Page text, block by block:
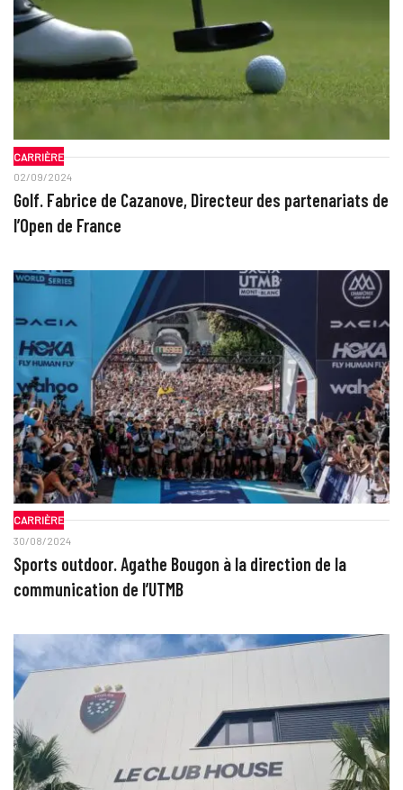
CARRIÈRE
02/09/2024
Golf. Fabrice de Cazanove, Directeur des partenariats de
l’Open de France
CARRIÈRE
30/08/2024
Sports outdoor. Agathe Bougon à la direction de la
communication de l’UTMB